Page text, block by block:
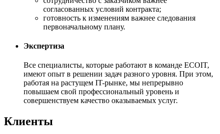
согласованных условий контракта;
готовность к изменениям важнее следования
первоначальному плану.
Экспертиза
Все специалисты, которые работают в команде ECOIT,
имеют опыт в решении задач разного уровня. При этом,
работая на растущем IT-рынке, мы непрерывно
повышаем свой профессиональный уровень и
совершенствуем качество оказываемых услуг.
Клиенты